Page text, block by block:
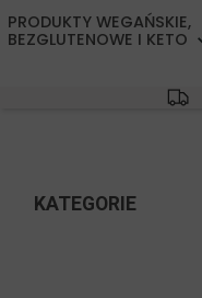
PRODUKTY WEGAŃSKIE,
BEZGLUTENOWE I KETO
KATEGORIE